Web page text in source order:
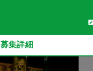
募集詳細